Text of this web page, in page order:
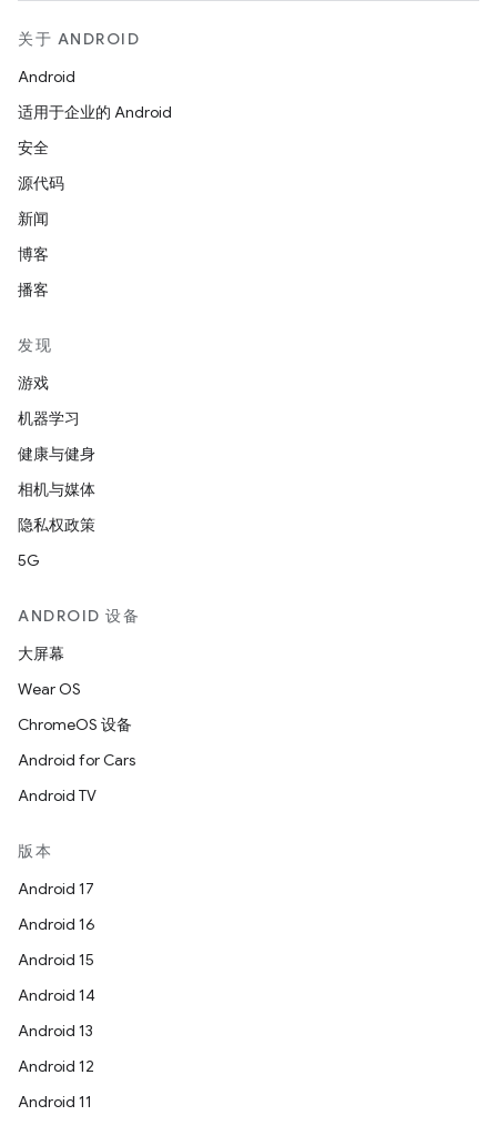
关于 ANDROID
Android
适用于企业的 Android
安全
源代码
新闻
博客
播客
发现
游戏
机器学习
健康与健身
相机与媒体
隐私权政策
5G
ANDROID 设备
大屏幕
Wear OS
ChromeOS 设备
Android for Cars
Android TV
版本
Android 17
Android 16
Android 15
Android 14
Android 13
Android 12
Android 11